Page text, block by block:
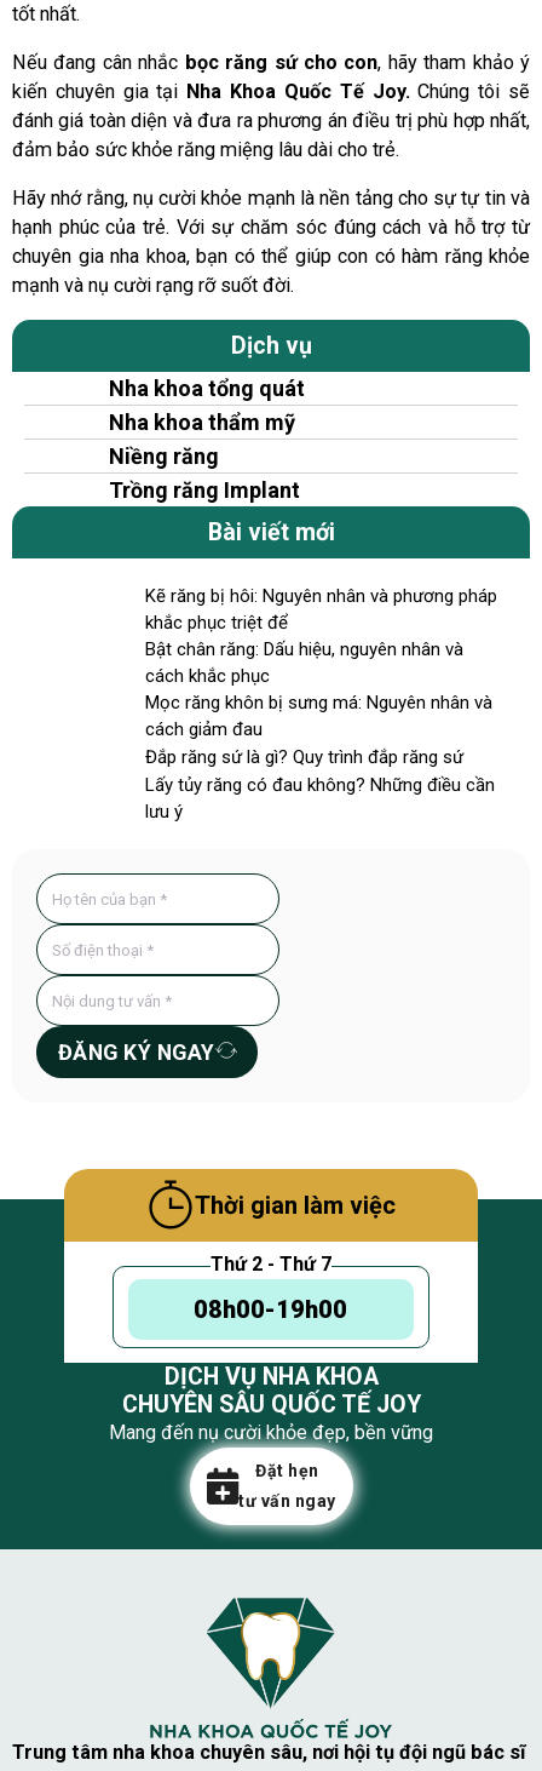
tốt nhất.
Nếu đang cân nhắc bọc răng sứ cho con, hãy tham khảo ý
kiến chuyên gia tại Nha Khoa Quốc Tế Joy. Chúng tôi sẽ
đánh giá toàn diện và đưa ra phương án điều trị phù hợp nhất,
đảm bảo sức khỏe răng miệng lâu dài cho trẻ.
Hãy nhớ rằng, nụ cười khỏe mạnh là nền tảng cho sự tự tin và
hạnh phúc của trẻ. Với sự chăm sóc đúng cách và hỗ trợ từ
chuyên gia nha khoa, bạn có thể giúp con có hàm răng khỏe
mạnh và nụ cười rạng rỡ suốt đời.
Dịch vụ
Nha khoa tổng quát
Nha khoa thẩm mỹ
Niềng răng
Trồng răng Implant
Bài viết mới
Kẽ răng bị hôi: Nguyên nhân và phương pháp
khắc phục triệt để
Bật chân răng: Dấu hiệu, nguyên nhân và
cách khắc phục
Mọc răng khôn bị sưng má: Nguyên nhân và
cách giảm đau
Đắp răng sứ là gì? Quy trình đắp răng sứ
Lấy tủy răng có đau không? Những điều cần
lưu ý
ĐĂNG KÝ NGAY
Thời gian làm việc
Thứ 2 - Thứ 7
08h00-19h00
DỊCH VỤ NHA KHOA
CHUYÊN SÂU QUỐC TẾ JOY
Mang đến nụ cười khỏe đẹp, bền vững
Đặt hẹn
tư vấn ngay
Trung tâm nha khoa chuyên sâu, nơi hội tụ đội ngũ bác sĩ